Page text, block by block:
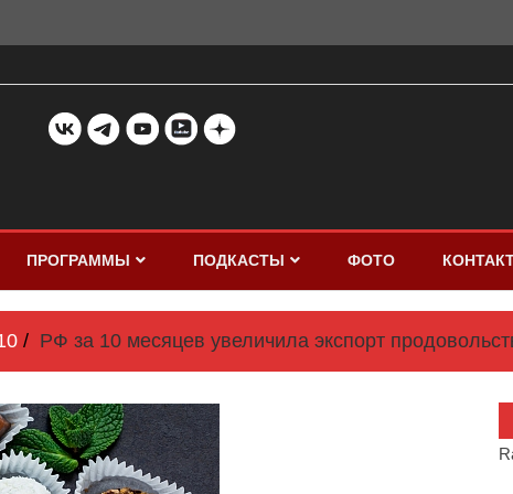
ПРОГРАММЫ ПОДКАСТЫ ФОТО
РФ за 10 месяцев увеличила экспорт